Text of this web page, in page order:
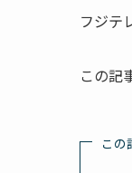
フジテ
この記
この